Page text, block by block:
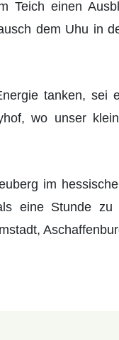
Teich einen
dem Uhu in
tanken, sei
wo unser
im
eine Stunde